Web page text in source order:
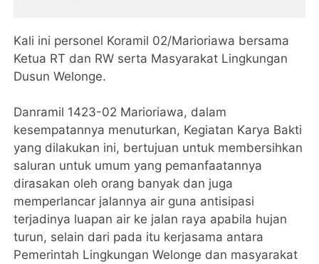
Kali ini personel Koramil 02/Marioriawa bersama
Ketua RT dan RW serta Masyarakat Lingkungan
Dusun Welonge.
Danramil 1423-02 Marioriawa, dalam
kesempatannya menuturkan, Kegiatan Karya Bakti
yang dilakukan ini, bertujuan untuk membersihkan
saluran untuk umum yang pemanfaatannya
dirasakan oleh orang banyak dan juga
memperlancar jalannya air guna antisipasi
terjadinya luapan air ke jalan raya apabila hujan
turun, selain dari pada itu kerjasama antara
Pemerintah Lingkungan Welonge dan masyarakat